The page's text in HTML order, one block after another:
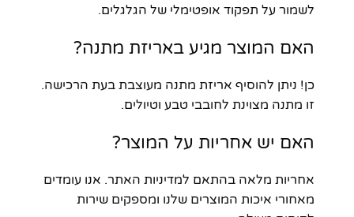
לשמור על תפקוד אופטימלי של הגלגלים.
האם המוצר מגיע באריזת מתנה?
כן! ניתן להוסיף אריזת מתנה מעוצבת בעת הרכישה.
זו מתנה מצוינת לחובבי טבע וטיולים.
האם יש אחריות על המוצר?
אחריות מלאה בהתאם למדיניות האתר. אנו עומדים
מאחורי איכות המוצרים שלנו ומספקים שירות